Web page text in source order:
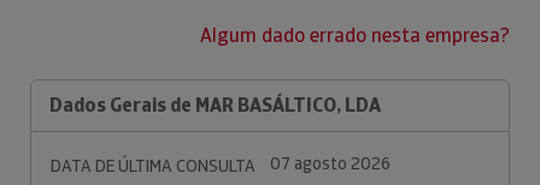
Algum dado errado nesta empresa?
Dados Gerais de MAR BASÁLTICO, LDA
DATA DE ÚLTIMA CONSULTA
07 agosto 2026